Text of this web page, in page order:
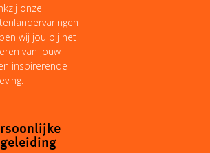
onze
wij jou bij het
van jouw
inspirerende